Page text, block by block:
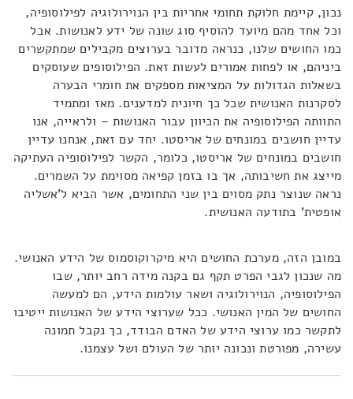
נכון, קיימת חלוקת תחומי אחריות בין הנוירולוגיה לפילוסופיה,
וכל אחד מהם מיועד להוסיף סוג שונה של ידע לאנושות. אבל
כמו החושים שלנו, כנראה מדובר בערוצים מקבילים שמתקשרים
ביניהם, או לפחות אמורים לעשות זאת. הפילוסופים שעוסקים
בשאלות הגדולות על המציאות מספקים את חומרי הבערה
לסקרנות האנושית שכל כך חיונית למדענים. מאז ומתמיד
התוותה הפילוסופיה את הכיוון עבור האנושות – ולראייה, אנו
עדיין חושבים במונחים של אריסטו. יחד עם זאת, אנחנו עדיין
חושבים במונחים של אריסטו, כלומר, הקשר לפילוסופיה העתיקה
מייצג את חשיבותה, אך בו בזמן קפיאה מסוימת על השמרים.
נראה שנוצר נתק מסוים בין שני התחומים, אשר הביא ל'אשליה
אופטית' בתודעה האנושית.
במובן הזה, מערכת החושים היא מיקרוקוסמוס של הידע האנושי.
מה שנכון לגבי הפרט תקף גם בקנה מידה רחב יותר, שבו
הפילוסופיה, הנוירולוגיה ושאר עולמות הידע, הם למעשה
החושים של המין האנושי. ככל שערוצי הידע של האנושות ייטיבו
לתקשר כמו ערוצי הידע של האדם הבודד, כך נקבל תמונה
עשירה, מפורטת ונכונה יותר של העולם ושל עצמנו.